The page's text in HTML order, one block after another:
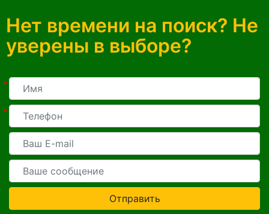
Нет времени на поиск? Не
уверены в выборе?
*
*
Отправить